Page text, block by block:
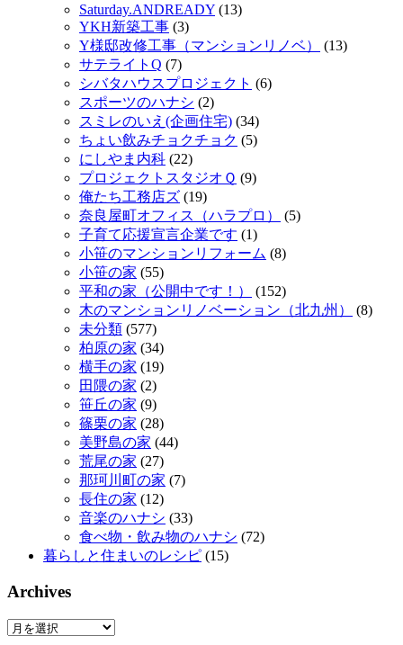
Saturday.ANDREADY (13)
YKH新築工事 (3)
Y様邸改修工事（マンションリノベ）
(13)
サテライトQ (7)
シバタハウスプロジェクト (6)
スポーツのハナシ (2)
スミレのいえ(企画住宅) (34)
ちょい飲みチョクチョク (5)
にしやま内科 (22)
プロジェクトスタジオＱ (9)
俺たち工務店ズ (19)
奈良屋町オフィス（ハラプロ）
(5)
子育て応援宣言企業です (1)
小笹のマンションリフォーム (8)
小笹の家 (55)
平和の家（公開中です！）
(152)
木のマンションリノベーション（北九州）
(8)
未分類 (577)
柏原の家 (34)
横手の家 (19)
田隈の家 (2)
笹丘の家 (9)
篠栗の家 (28)
美野島の家 (44)
荒尾の家 (27)
那珂川町の家 (7)
長住の家 (12)
音楽のハナシ (33)
食べ物・飲み物のハナシ (72)
暮らしと住まいのレシピ (15)
Archives
Archives